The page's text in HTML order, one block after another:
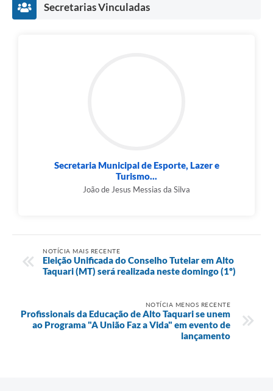
Secretarias Vinculadas
Secretaria Municipal de Esporte, Lazer e
Turismo...
João de Jesus Messias da Silva
NOTÍCIA MAIS RECENTE
Eleição Unificada do Conselho Tutelar em Alto
Taquari (MT) será realizada neste domingo (1º)
NOTÍCIA MENOS RECENTE
Profissionais da Educação de Alto Taquari se unem
ao Programa "A União Faz a Vida" em evento de
lançamento